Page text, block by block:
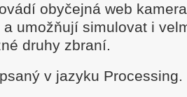
obyčejná web
umožňují simulovat i
druhy zbraní.
v jazyku Processing.